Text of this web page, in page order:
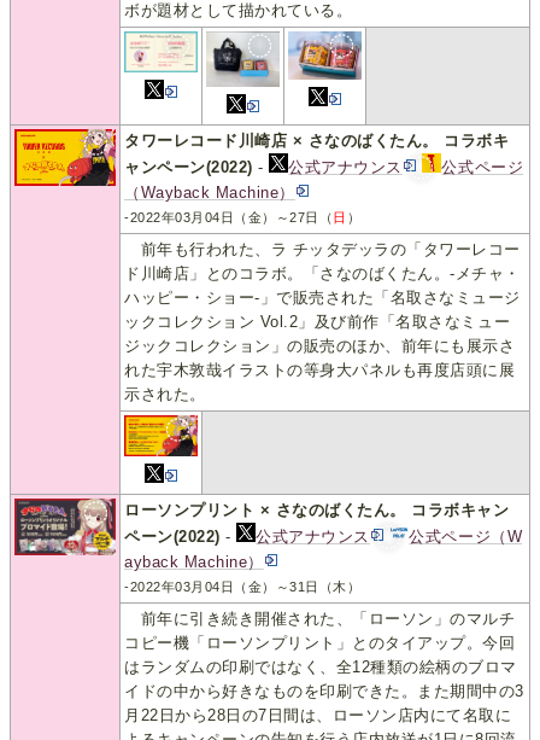
ボが題材として描かれている。
タワーレコード川崎店 × さなのばくたん。 コラボキ
ャンペーン(2022) - 公式アナウンス
公式ページ
（Wayback Machine）
-2022年03月04日（金）～27日（ 日 ）
前年も行われた、ラ チッタデッラの「タワーレコー
ド川崎店」とのコラボ。「さなのばくたん。-メチャ・
ハッピー・ショー-」で販売された「名取さなミュージ
ックコレクション Vol.2」及び前作「名取さなミュー
ジックコレクション」の販売のほか、前年にも展示さ
れた宇木敦哉イラストの等身大パネルも再度店頭に展
示された。
ローソンプリント × さなのばくたん。 コラボキャン
ペーン(2022) - 公式アナウンス
公式ページ（W
ayback Machine）
-2022年03月04日（金）～31日（木）
前年に引き続き開催された、「ローソン」のマルチ
コピー機「ローソンプリント」とのタイアップ。今回
はランダムの印刷ではなく、全12種類の絵柄のブロマ
イドの中から好きなものを印刷できた。また期間中の3
月22日から28日の7日間は、ローソン店内にて名取に